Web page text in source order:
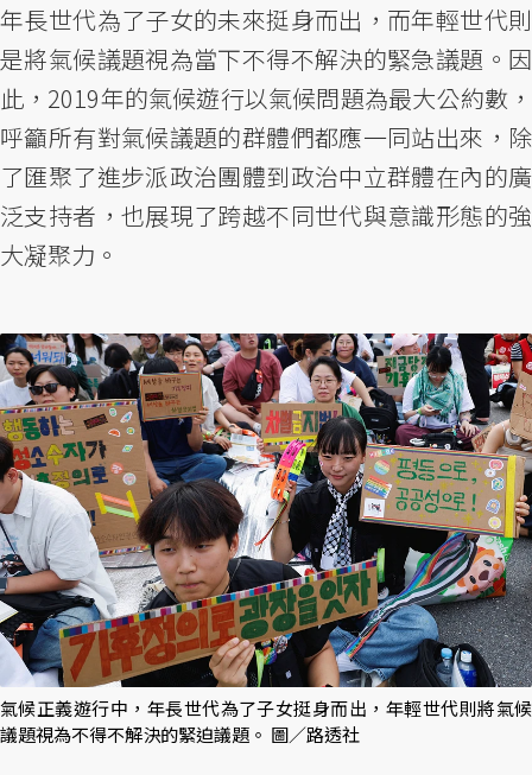
年長世代為了子女的未來挺身而出，而年輕世代則
是將氣候議題視為當下不得不解決的緊急議題。因
此，2019年的氣候遊行以氣候問題為最大公約數，
呼籲所有對氣候議題的群體們都應一同站出來，除
了匯聚了進步派政治團體到政治中立群體在內的廣
泛支持者，也展現了跨越不同世代與意識形態的強
大凝聚力。
氣候正義遊行中，年長世代為了子女挺身而出，年輕世代則將氣候
議題視為不得不解決的緊迫議題。 圖／路透社